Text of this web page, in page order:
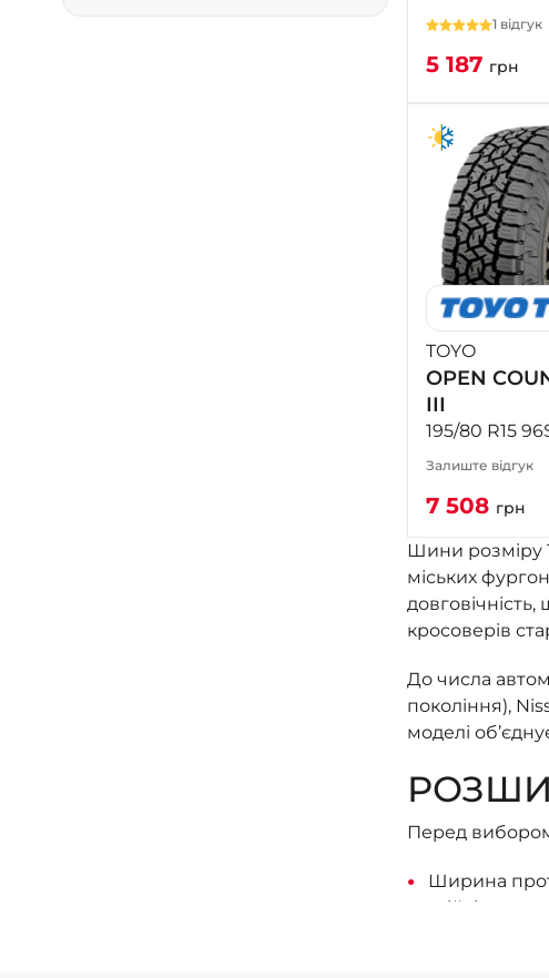
1 відгук
5 187 грн
TOYO
OPEN
III
195/80 R15
Залиште відгук
7 508 грн
Шини розміру
міських
кросоверів
До числа
покоління),
моделі
Перед вибором
Ширина
стійкість